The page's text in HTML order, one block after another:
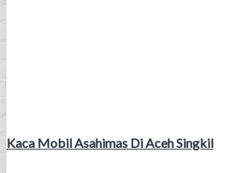
Kaca Mobil Asahimas Di Aceh Singkil